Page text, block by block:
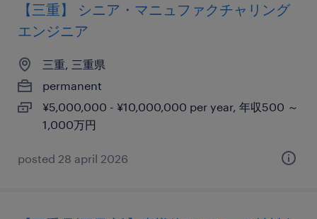
【三重】 シニア・マニュファクチャリング
エンジニア
三重, 三重県
permanent
¥5,000,000 - ¥10,000,000 per year, 年収500 ～
1,000万円
posted 28 april 2026